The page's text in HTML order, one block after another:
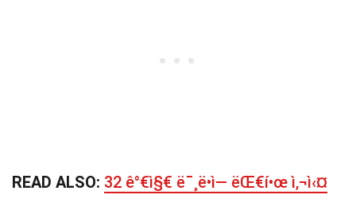
READ ALSO: 32 ê°€ì§€ ë¯¸ë•ì— ëŒ€í•œ ì‚¬ì‹¤